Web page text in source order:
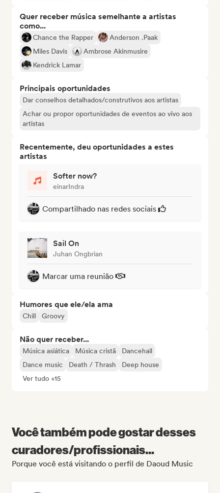
Quer receber música semelhante a artistas
como...
Chance the Rapper
Anderson .Paak
Miles Davis
Ambrose Akinmusire
Kendrick Lamar
Principais oportunidades
Dar conselhos detalhados/construtivos aos artistas
Achar ou propor oportunidades de eventos ao vivo aos
artistas
Recentemente, deu oportunidades a estes
artistas
Softer now?
einarIndra
Compartilhado nas redes sociais
Sail On
Juhan Ongbrian
Marcar uma reunião
Humores que ele/ela ama
Chill Groovy
Não quer receber...
Música asiática Música cristã
Dancehall
Dance music
Death / Thrash
Deep house
Ver tudo +15
Você também pode gostar desses
curadores/profissionais...
Porque você está visitando o perfil de Daoud Music